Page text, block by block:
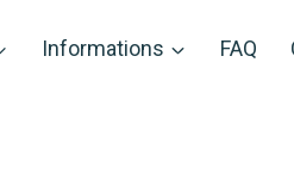
Informations FAQ